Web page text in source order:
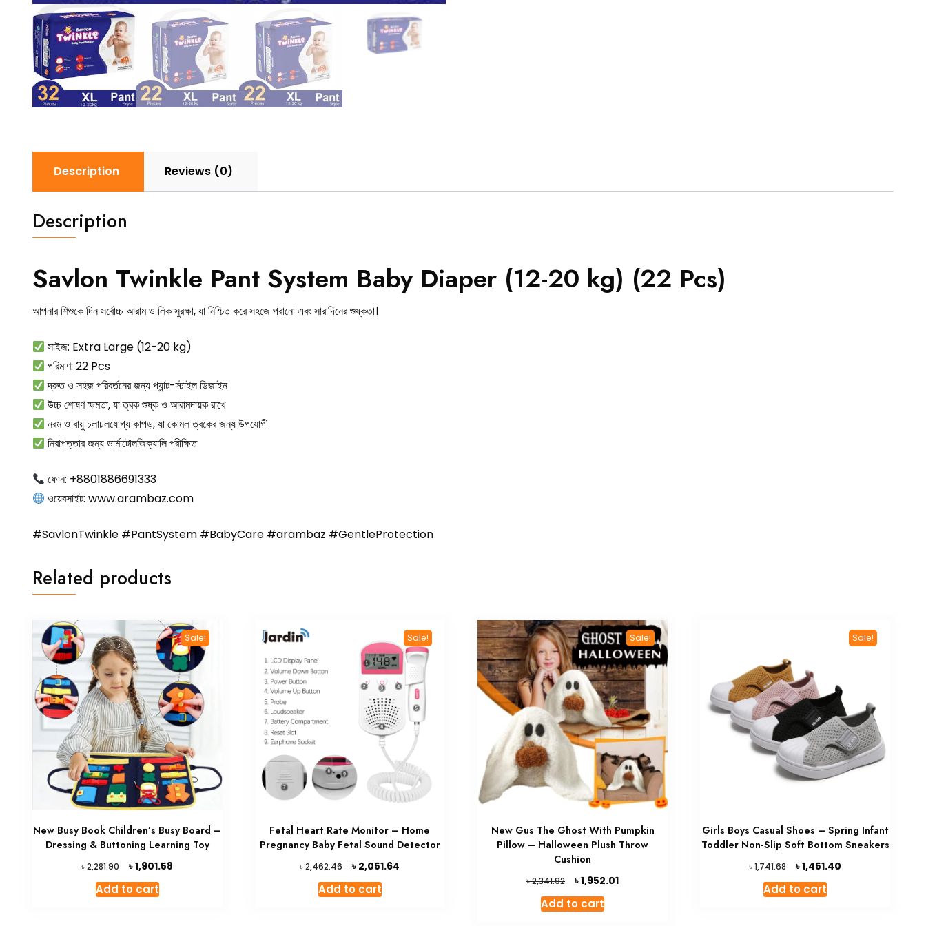
Description Reviews (0)
Description
Savlon Twinkle Pant System Baby Diaper (12-20 kg) (22 Pcs)
আপনার শিশুকে দিন সর্বোচ্চ আরাম ও লিক সুরক্ষা, যা নিশ্চিত করে সহজে পরানো এবং সারাদিনের শুষ্কতা।
সাইজ: Extra Large (12-20 kg)
পরিমাণ: 22 Pcs
দ্রুত ও সহজ পরিবর্তনের জন্য প্যান্ট-স্টাইল ডিজাইন
উচ্চ শোষণ ক্ষমতা, যা ত্বক শুষ্ক ও আরামদায়ক রাখে
নরম ও বায়ু চলাচলযোগ্য কাপড়, যা কোমল ত্বকের জন্য উপযোগী
নিরাপত্তার জন্য ডার্মাটোলজিক্যালি পরীক্ষিত
ফোন: +8801886691333
ওয়েবসাইট:www.arambaz.com
#SavlonTwinkle #PantSystem #BabyCare #arambaz #GentleProtection
Related products
Sale!
New Busy Book Children’s Busy Board –
Dressing & Buttoning Learning Toy
৳2,281.90
Original
was:
৳1,901.58
Add to cart
Sale!
Fetal Heart Rate Monitor – Home
Pregnancy Baby Fetal Sound Detector
৳2,462.46
Original
was:
৳ 2,051.64
Add to cart
Sale!
New Gus The Ghost With Pumpkin
Pillow – Halloween Plush Throw
Cushion
৳2,341.92
Original
was:
৳1,952.01Current
Add to cart
Sale!
Girls Boys Casual Shoes – Spring Infant
Toddler Non-Slip Soft Bottom Sneakers
৳1,741.68
Original
was:
৳1,451.40
Add to cart